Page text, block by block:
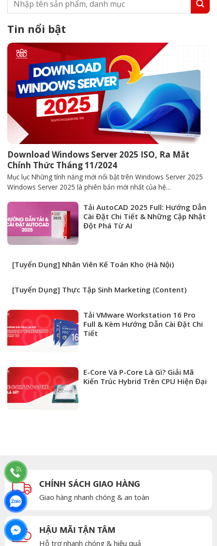
Tin nổi bật
Download Windows Server 2025 ISO, Ra Mắt
Chính Thức Tháng 11/2024
Mục lục Những tính năng mới nổi bật trên Windows Server 2025
Windows Server 2025 là phiên bản mới nhất của hệ...
Tải AutoCAD 2025 Full: Hướng Dẫn
Cài Đặt Chi Tiết & Những Cập Nhật
Đột Phá Từ AI
[Tuyển Dụng] Nhân Viên Kế Toán Kho (Hà Nội)
[Tuyển Dụng] Thực Tập Sinh Marketing (Content)
Tải VMware Workstation 16 Pro
Full & Kèm Hướng Dẫn Cài Đặt Chi
Tiết
E-Core Và P-Core Là Gì? Giải Mã
Kiến Trúc Hybrid Trên CPU Hiện Đại
CHÍNH SÁCH GIAO HÀNG
Giao hàng nhanh chóng & an toàn
HẬU MÃI TẬN TÂM
Hỗ trợ nhanh chóng & hiệu quả